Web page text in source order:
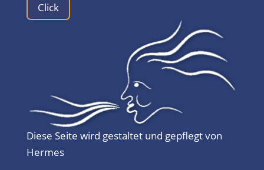
Click
Diese Seite wird gestaltet und gepflegt von
Hermes